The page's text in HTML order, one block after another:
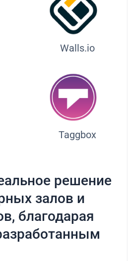
Walls.io
Taggbox
решение
залов и
благодарая